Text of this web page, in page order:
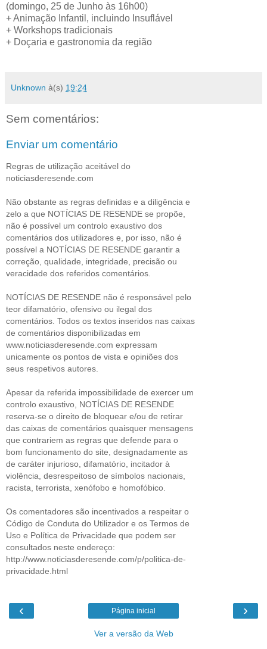
(domingo, 25 de Junho às 16h00)
+ Animação Infantil, incluindo Insuflável
+ Workshops tradicionais
+ Doçaria e gastronomia da região
Unknown à(s) 19:24
Sem comentários:
Enviar um comentário
Regras de utilização aceitável do
noticiasderesende.com
Não obstante as regras definidas e a diligência e
zelo a que NOTÍCIAS DE RESENDE se propõe,
não é possível um controlo exaustivo dos
comentários dos utilizadores e, por isso, não é
possível a NOTÍCIAS DE RESENDE garantir a
correção, qualidade, integridade, precisão ou
veracidade dos referidos comentários.
NOTÍCIAS DE RESENDE não é responsável pelo
teor difamatório, ofensivo ou ilegal dos
comentários. Todos os textos inseridos nas caixas
de comentários disponibilizadas em
www.noticiasderesende.com expressam
unicamente os pontos de vista e opiniões dos
seus respetivos autores.
Apesar da referida impossibilidade de exercer um
controlo exaustivo, NOTÍCIAS DE RESENDE
reserva-se o direito de bloquear e/ou de retirar
das caixas de comentários quaisquer mensagens
que contrariem as regras que defende para o
bom funcionamento do site, designadamente as
de caráter injurioso, difamatório, incitador à
violência, desrespeitoso de símbolos nacionais,
racista, terrorista, xenófobo e homofóbico.
Os comentadores são incentivados a respeitar o
Código de Conduta do Utilizador e os Termos de
Uso e Política de Privacidade que podem ser
consultados neste endereço:
http://www.noticiasderesende.com/p/politica-de-
privacidade.html
‹ ›
Página inicial
Ver a versão da Web